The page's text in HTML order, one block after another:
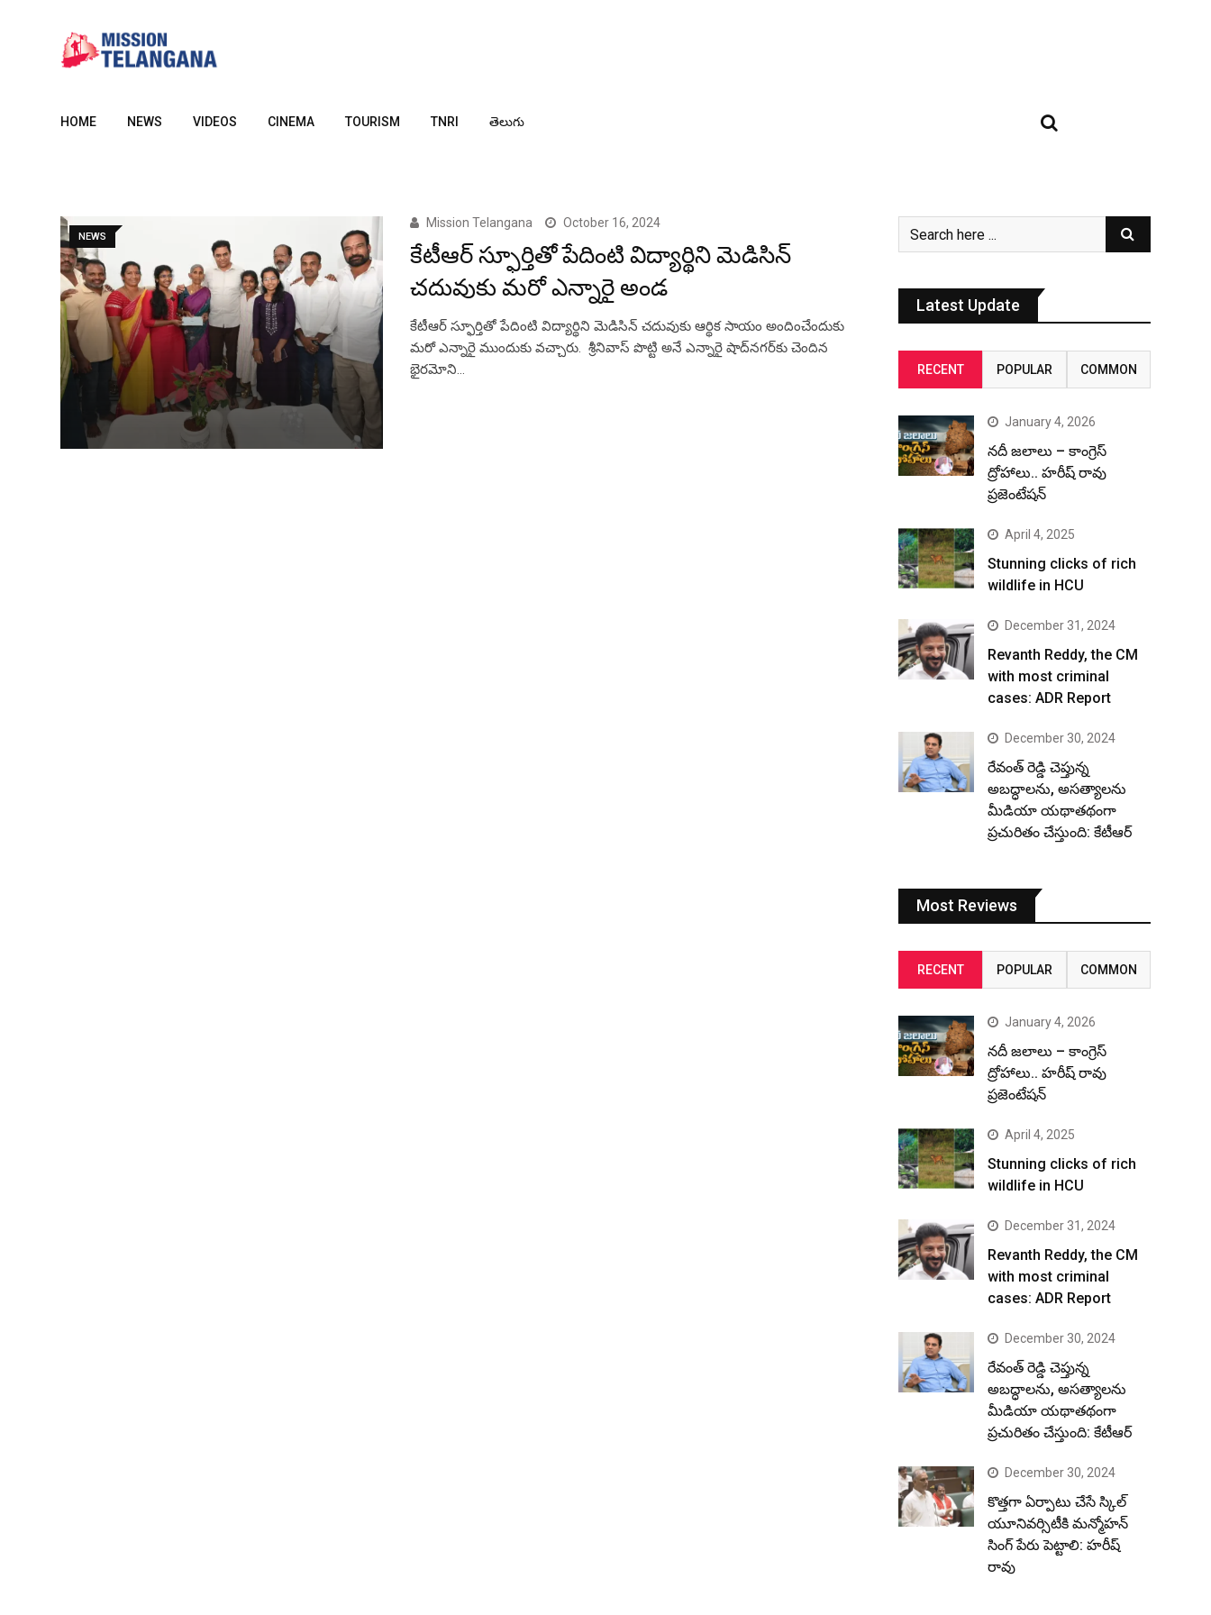
HOME NEWS VIDEOS CINEMA TOURISM TNRI తెలుగు
NEWS
Mission Telangana October 16, 2024
కేటీఆర్ స్ఫూర్తితో పేదింటి విద్యార్థిని మెడిసిన్
చదువుకు మరో ఎన్నారై అండ
కేటీఆర్ స్ఫూర్తితో పేదింటి విద్యార్థిని మెడిసిన్ చదువుకు ఆర్థిక సాయం అందించేందుకు
మరో ఎన్నారై ముందుకు వచ్చారు. శ్రీనివాస్ పొట్టి అనే ఎన్నారై షాద్‌నగర్‌కు చెందిన
భైరమోని…
Latest Update
RECENT POPULAR COMMON
January 4, 2026
నదీ జలాలు – కాంగ్రెస్
ద్రోహాలు.. హరీష్ రావు
ప్రజెంటేషన్
April 4, 2025
Stunning clicks of rich
wildlife in HCU
December 31, 2024
Revanth Reddy, the CM
with most criminal
cases: ADR Report
December 30, 2024
రేవంత్ రెడ్డి చెప్తున్న
అబద్ధాలను, అసత్యాలను
మీడియా యథాతథంగా
ప్రచురితం చేస్తుంది: కేటీఆర్
Most Reviews
RECENT POPULAR COMMON
January 4, 2026
నదీ జలాలు – కాంగ్రెస్
ద్రోహాలు.. హరీష్ రావు
ప్రజెంటేషన్
April 4, 2025
Stunning clicks of rich
wildlife in HCU
December 31, 2024
Revanth Reddy, the CM
with most criminal
cases: ADR Report
December 30, 2024
రేవంత్ రెడ్డి చెప్తున్న
అబద్ధాలను, అసత్యాలను
మీడియా యథాతథంగా
ప్రచురితం చేస్తుంది: కేటీఆర్
December 30, 2024
కొత్తగా ఏర్పాటు చేసే స్కిల్
యూనివర్సిటీకి మన్మోహన్
సింగ్ పేరు పెట్టాలి: హరీష్
రావు